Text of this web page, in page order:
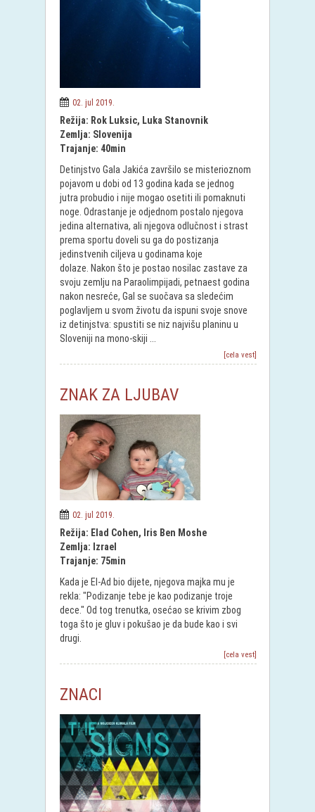
02. jul 2019.
Režija: Rok Luksic, Luka Stanovnik
Zemlja: Slovenija
Trajanje: 40min
Detinjstvo Gala Jakića završilo se misterioznom
pojavom u dobi od 13 godina kada se jednog
jutra probudio i nije mogao osetiti ili pomaknuti
noge. Odrastanje je odjednom postalo njegova
jedina alternativa, ali njegova odlučnost i strast
prema sportu doveli su ga do postizanja
jedinstvenih ciljeva u godinama koje
dolaze. Nakon što je postao nosilac zastave za
svoju zemlju na Paraolimpijadi, petnaest godina
nakon nesreće, Gal se suočava sa sledećim
poglavljem u svom životu da ispuni svoje snove
iz detinjstva: spustiti se niz najvišu planinu u
Sloveniji na mono-skiji ...
[cela vest]
ZNAK ZA LJUBAV
02. jul 2019.
Režija: Elad Cohen, Iris Ben Moshe
Zemlja: Izrael
Trajanje: 75min
Kada je El-Ad bio dijete, njegova majka mu je
rekla: "Podizanje tebe je kao podizanje troje
dece." Od tog trenutka, osećao se krivim zbog
toga što je gluv i pokušao je da bude kao i svi
drugi.
[cela vest]
ZNACI